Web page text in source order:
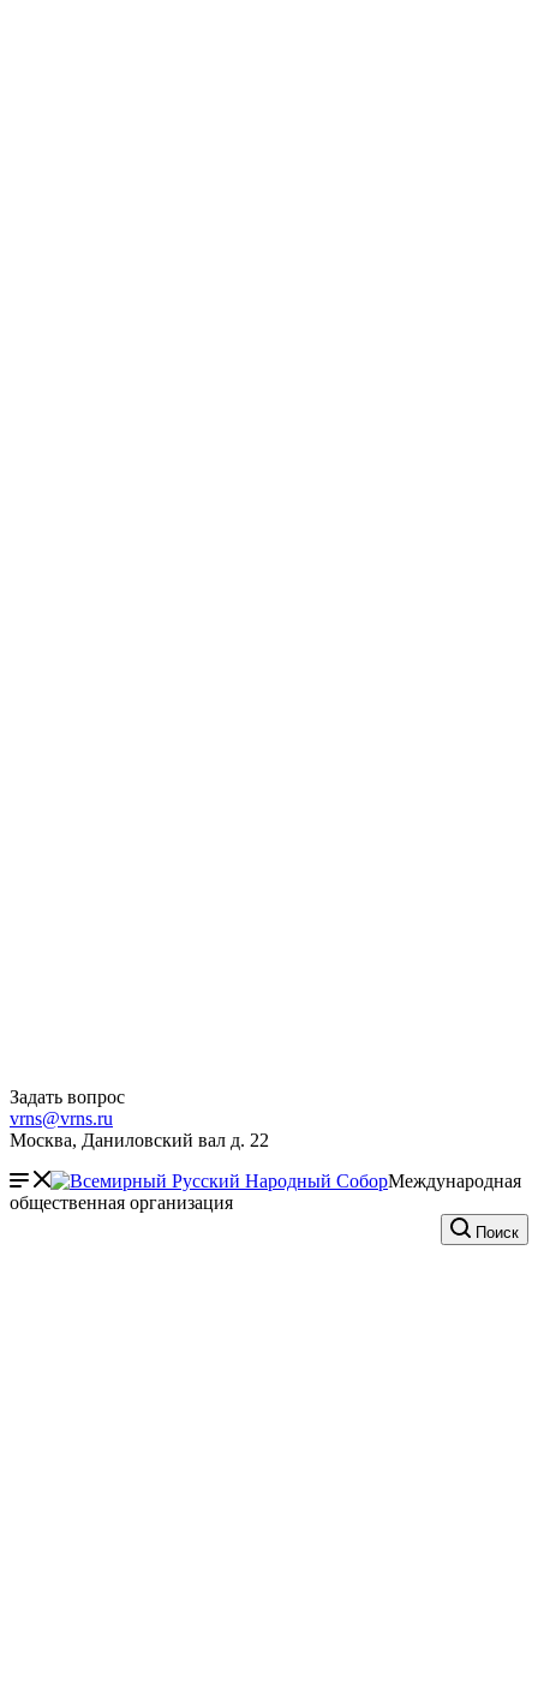
Задать вопрос
vrns@vrns.ru
Москва, Даниловский вал д. 22
Международная
общественная организация
Поиск